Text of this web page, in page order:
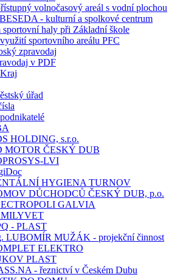
volnočasový areál s vodní plochou
- kulturní a spolkové centrum
sportovní haly při Základní škole
sportovního areálu PFC
zpravodaj
v PDF
úřad
HOLDING, s.r.o.
MOTOR ČESKÝ DUB
LVI
HYGIENA TURNOV
DŮCHODCŮ ČESKÝ DUB, p.o.
GALVIA
- PLAST
LUBOMÍR MUŽÁK - projekční činnost
ELEKTRO
PLAST
- řeznictví v Českém Dubu